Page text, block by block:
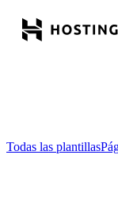
Todas las plantillas